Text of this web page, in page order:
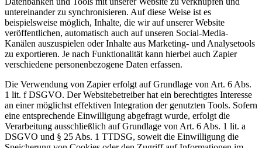
untereinander zu synchronisieren. Auf diese Weise ist es
beispielsweise möglich, Inhalte, die wir auf unserer Website
veröffentlichen, automatisch auch auf unseren Social-Media-
Kanälen auszuspielen oder Inhalte aus Marketing- und Analysetools
zu exportieren. Je nach Funktionalität kann hierbei auch Zapier
verschiedene personenbezogene Daten erfassen.
Die Verwendung von Zapier erfolgt auf Grundlage von Art. 6 Abs.
1 lit. f DSGVO. Der Websitebetreiber hat ein berechtigtes Interesse
an einer möglichst effektiven Integration der genutzten Tools. Sofern
eine entsprechende Einwilligung abgefragt wurde, erfolgt die
Verarbeitung ausschließlich auf Grundlage von Art. 6 Abs. 1 lit. a
DSGVO und § 25 Abs. 1 TTDSG, soweit die Einwilligung die